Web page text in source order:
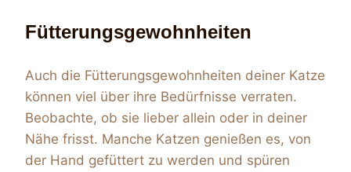
Fütterungsgewohnheiten
Auch die Fütterungsgewohnheiten deiner Katze
können viel über ihre Bedürfnisse verraten.
Beobachte, ob sie lieber allein oder in deiner
Nähe frisst. Manche Katzen genießen es, von
der Hand gefüttert zu werden und spüren